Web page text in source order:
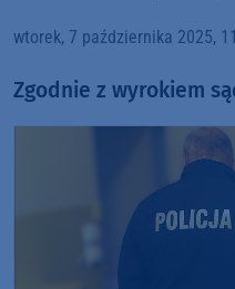
wtorek, 7 października 2025,
Zgodnie z wyrokiem